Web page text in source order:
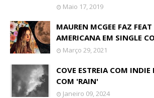
Maio 17, 2019
MAUREN MCGEE FAZ
AMERICANA EM SINGLE
Março 29, 2021
COVE ESTREIA COM INDIE
COM 'RAIN'
Janeiro 09, 2024